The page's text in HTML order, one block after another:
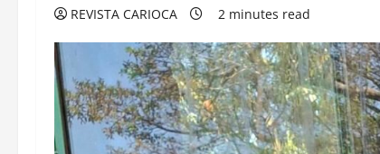
REVISTA CARIOCA 2 minutes read